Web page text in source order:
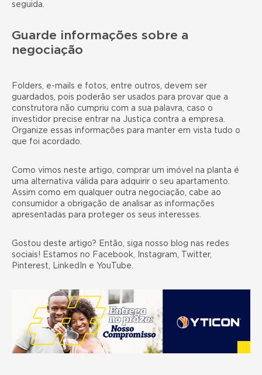
seguida.
Guarde informações sobre a
negociação
Folders, e-mails e fotos, entre outros, devem ser
guardados, pois poderão ser usados para provar que a
construtora não cumpriu com a sua palavra, caso o
investidor precise entrar na Justiça contra a empresa.
Organize essas informações para manter em vista tudo o
que foi acordado.
Como vimos neste artigo, comprar um imóvel na planta é
uma alternativa válida para adquirir o seu apartamento.
Assim como em qualquer outra negociação, cabe ao
consumidor a obrigação de analisar as informações
apresentadas para proteger os seus interesses.
Gostou deste artigo? Então, siga nosso blog nas redes
sociais! Estamos no Facebook, Instagram, Twitter,
Pinterest, LinkedIn e YouTube.